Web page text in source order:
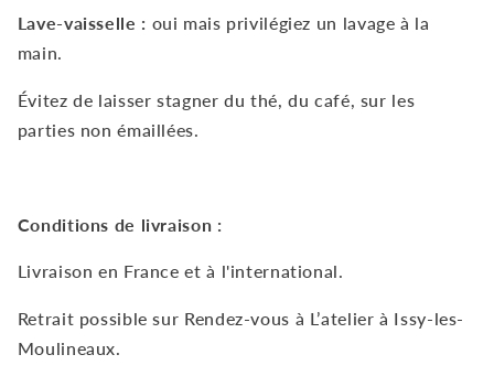
Lave-vaisselle : oui mais privilégiez un lavage à la
main.
Évitez de laisser stagner du thé, du café, sur les
parties non émaillées.
Conditions de livraison :
Livraison en France et à l'international.
Retrait possible sur Rendez-vous à L’atelier à Issy-les-
Moulineaux.